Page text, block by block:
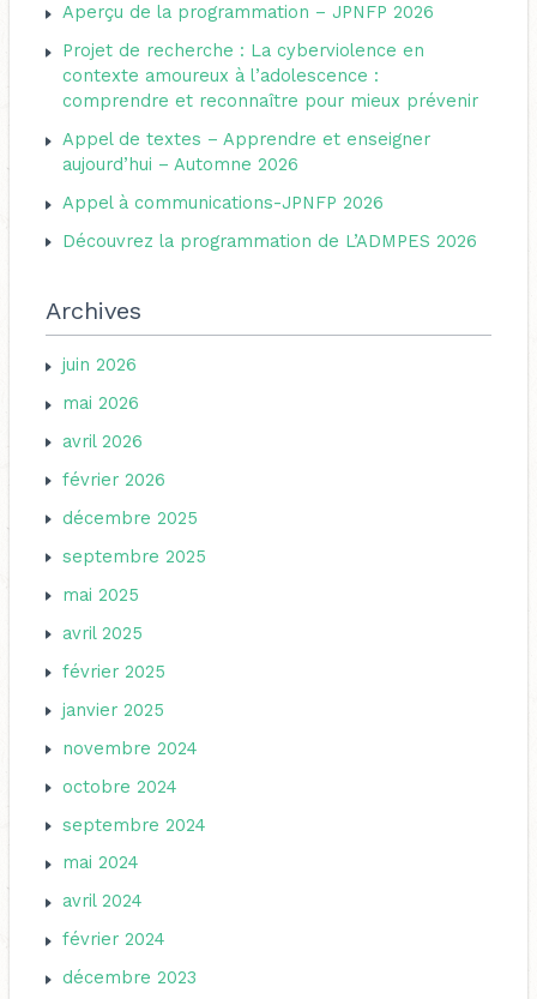
e
r
Aperçu de la programmation – JPNFP 2026
Projet de recherche : La cyberviolence en
contexte amoureux à l’adolescence :
comprendre et reconnaître pour mieux prévenir
Appel de textes – Apprendre et enseigner
aujourd’hui – Automne 2026
Appel à communications-JPNFP 2026
Découvrez la programmation de L’ADMPES 2026
Archives
juin 2026
mai 2026
avril 2026
février 2026
décembre 2025
septembre 2025
mai 2025
avril 2025
février 2025
janvier 2025
novembre 2024
octobre 2024
septembre 2024
mai 2024
avril 2024
février 2024
décembre 2023
s